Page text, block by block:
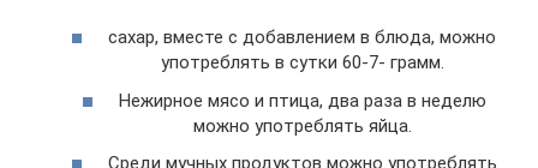
сахар, вместе с добавлением в блюда, можно
употреблять в сутки 60-7- грамм.
Нежирное мясо и птица, два раза в неделю
можно употреблять яйца.
Среди мучных продуктов можно употреблять